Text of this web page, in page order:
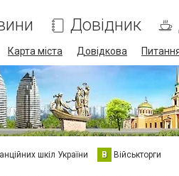
Довідник
Карта міста Довідкова
шкіл України В Військторги